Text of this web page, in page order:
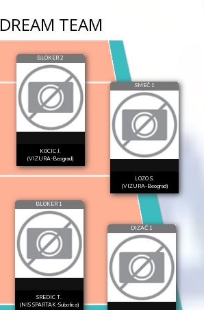
DREAM TEAM
BLOKER 2
KOCIC J.
(VIZURA-Beograd)
SMEČ 1
LOZO S.
(VIZURA-Beograd)
BLOKER 1
SREDIC T.
(NIS SPARTAK-Subotica)
DIZAČ 1